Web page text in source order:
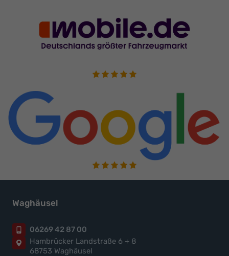
Waghäusel
06269 42 87 00
Hambrücker Landstraße 6 + 8
68753 Waghäusel